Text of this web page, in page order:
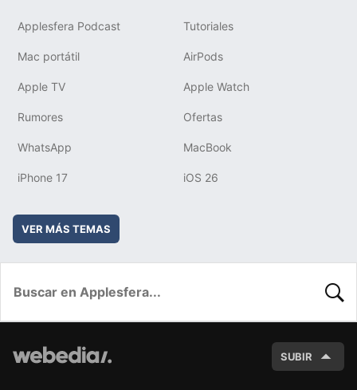
Applesfera Podcast Tutoriales
Mac portátil AirPods
Apple TV Apple Watch
Rumores Ofertas
WhatsApp MacBook
iPhone 17 iOS 26
VER MÁS TEMAS
SUBIR